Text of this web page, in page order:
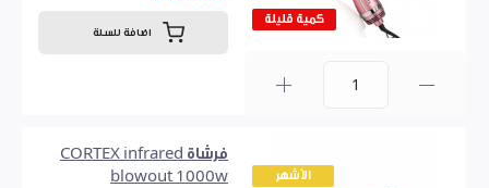
كمية قليلة
اضافة للسلة
الأشهر
فرشاة CORTEX infrared
blowout 1000w